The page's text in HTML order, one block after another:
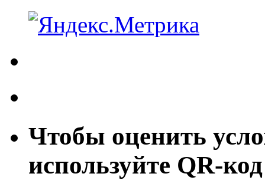
Чтобы оценить
используйте QR-код